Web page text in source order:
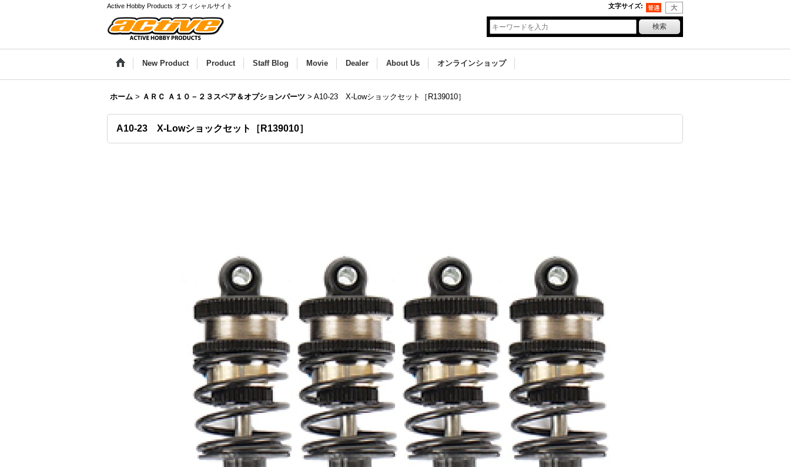
Active Hobby Products オフィシャルサイト 文字サイズ:
New Product Product Staff Blog Movie Dealer About Us オンラインショップ
ホーム > ＡＲＣ Ａ１０－２３スペア＆オプションパーツ > A10-23 X-Lowショックセット［R139010］
A10-23 X-Lowショックセット［R139010］